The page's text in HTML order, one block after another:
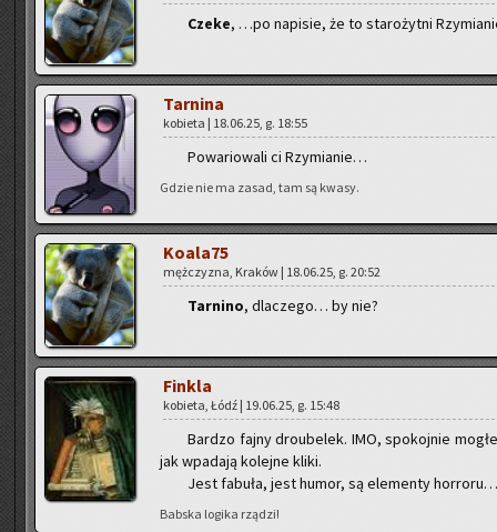
Czeke, …po na­pi­sie, że to sta­ro­żyt­ni
Tar­ni­na
ko­bie­ta | 18.06.25, g. 18:55
Po­wa­rio­wa­li ci Rzy­mia­nie…
Gdzie nie ma zasad, tam są kwasy.
Ko­ala­75
męż­czy­zna, Kra­ków | 18.06.25, g. 20:52
Tar­ni­no, dla­cze­go… by nie?
Fin­kla
ko­bie­ta, Łódź | 19.06.25, g. 15:48
Bar­dzo fajny dro­ube­lek. IMO, spo­koj­nie
jak wpa­da­ją ko­lej­ne kliki.
Jest fa­bu­ła, jest humor, są ele­men­ty
Bab­ska lo­gi­ka rzą­dzi!